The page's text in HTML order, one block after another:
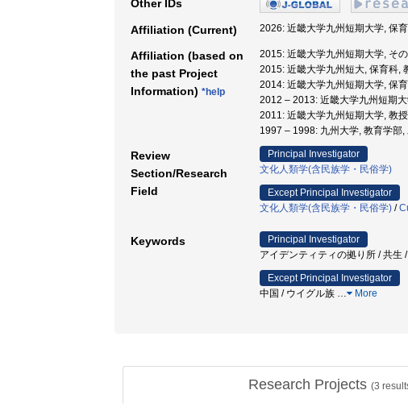
Other IDs
Affiliation (Current) 2026: 近畿大学九州短期大学, 保
Affiliation (based on
the past Project
Information) *help
2015: 近畿大学九州短期大学, そ
2015: 近畿大学九州短大, 保育科,
2014: 近畿大学九州短期大学, 保
2012 – 2013: 近畿大学九州短期
2011: 近畿大学九州短期大学, 教授
1997 – 1998: 九州大学, 教育学部,
Review
Section/Research
Field
Principal Investigator
文化人類学(含民族学・民俗学)
Except Principal Investigator
文化人類学(含民族学・民俗学) /
Keywords
Principal Investigator
アイデンティティの拠り所 / 共生
Except Principal Investigator
中国 / ウイグル族 … More
Research Projects (3